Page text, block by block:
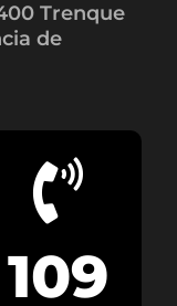
Trenque
de

109